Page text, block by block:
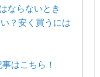
ならないとき
？安く買うには
はこちら！